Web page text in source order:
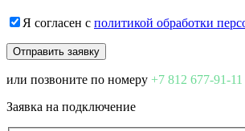
Я согласен с политикой обработки
или позвоните по номеру +7 812 677-91-11
Заявка на подключение